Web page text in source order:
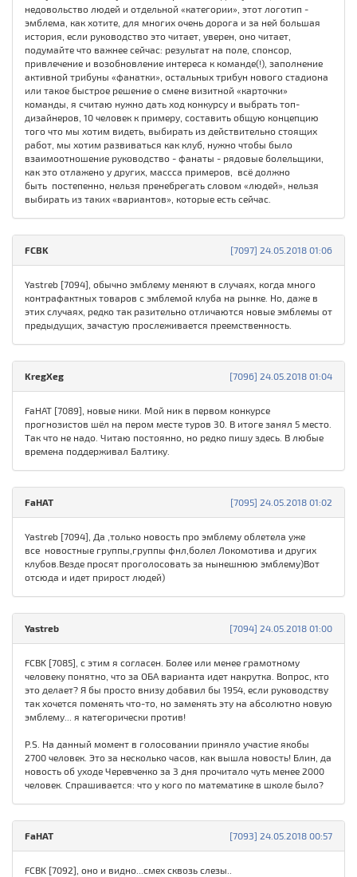
недовольство людей и отдельной «категории», этот логотип -
эмблема, как хотите, для многих очень дорога и за ней большая
история, если руководство это читает, уверен, оно читает,
подумайте что важнее сейчас: результат на поле, спонсор,
привлечение и возобновление интереса к команде(!), заполнение
активной трибуны «фанатки», остальных трибун нового стадиона
или такое быстрое решение о смене визитной «карточки»
команды, я считаю нужно дать ход конкурсу и выбрать топ-
дизайнеров, 10 человек к примеру, составить общую концепцию
того что мы хотим видеть, выбирать из действительно стоящих
работ, мы хотим развиваться как клуб, нужно чтобы было
взаимоотношение руководство - фанаты - рядовые болельщики,
как это отлажено у других, массса примеров, всё должно
быть постепенно, нельзя пренебрегать словом «людей», нельзя
выбирать из таких «вариантов», которые есть сейчас.
[7097] 24.05.2018 01:06
FCBK
Yastreb [7094], обычно эмблему меняют в случаях, когда много
контрафактных товаров с эмблемой клуба на рынке. Но, даже в
этих случаях, редко так разительно отличаются новые эмблемы от
предыдущих, зачастую прослеживается преемственность.
[7096] 24.05.2018 01:04
KregXeg
FaHAT [7089], новые ники. Мой ник в первом конкурсе
прогнозистов шёл на пером месте туров 30. В итоге занял 5 место.
Так что не надо. Читаю постоянно, но редко пишу здесь. В любые
времена поддерживал Балтику.
[7095] 24.05.2018 01:02
FaHAT
Yastreb [7094], Да ,только новость про эмблему облетела уже
все новостные группы,группы фнл,болел Локомотива и других
клубов.Везде просят проголосовать за нынешнюю эмблему)Вот
отсюда и идет прирост людей)
[7094] 24.05.2018 01:00
Yastreb
FCBK [7085], с этим я согласен. Более или менее грамотному
человеку понятно, что за ОБА варианта идет накрутка. Вопрос, кто
это делает? Я бы просто внизу добавил бы 1954, если руководству
так хочется поменять что-то, но заменять эту на абсолютно новую
эмблему... я категорически против!
P.S. На данный момент в голосовании приняло участие якобы
2700 человек. Это за несколько часов, как вышла новость! Блин, да
новость об уходе Черевченко за 3 дня прочитало чуть менее 2000
человек. Спрашивается: что у кого по математике в школе было?
[7093] 24.05.2018 00:57
FaHAT
FCBK [7092], оно и видно...смех сквозь слезы..